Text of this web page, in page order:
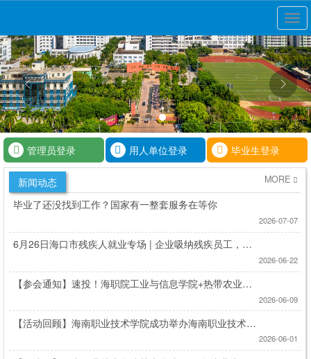
展
开
导
航
管理员登录 用人单位登录 毕业生登录
新闻动态 MORE
毕业了还没找到工作？国家有一整套服务在等你
2026-07-07
6月26日海口市残疾人就业专场 | 企业吸纳残疾员工，享
2026-06-22
【参会通知】速投！海职院工业与信息学院+热带农业技
2026-06-09
【活动回顾】海南职业技术学院成功举办海南职业技术学
2026-06-01